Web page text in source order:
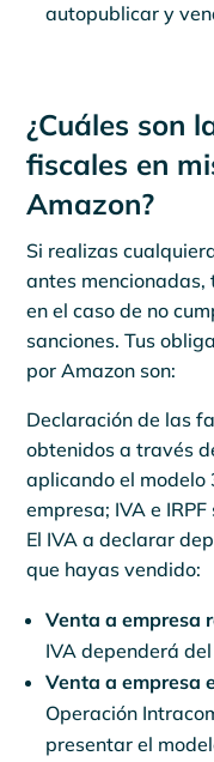
autopublicar y
¿Cuáles son
fiscales en
Amazon?
Si realizas
antes
en el caso de no
sanciones. Tus
por Amazon son:
Declaración de las
obtenidos a través
aplicando el modelo
empresa; IVA e
El IVA a declarar
que hayas vendido:
Venta a empresa
IVA dependerá
Venta a empresa
Operación
presentar el